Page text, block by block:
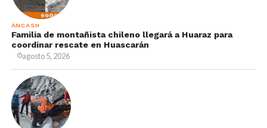
ÁNCASH
Familia de montañista chileno llegará a Huaraz para
coordinar rescate en Huascarán
agosto 5, 2026